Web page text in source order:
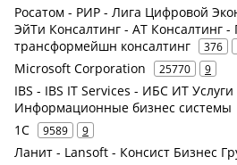
Росатом - РИР - Лига Цифровой
ЭйТи Консалтинг - АТ Консалтинг
трансформейшн консалтинг
376
Microsoft Corporation 25770 9
IBS - IBS IT Services - ИБС ИТ
Информационные бизнес системы
1С 9589 9
Ланит - Lansoft - Консист Бизнес